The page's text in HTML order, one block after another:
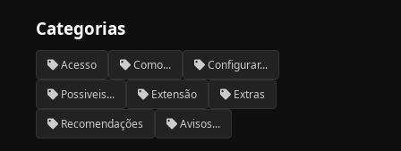
Categorias
Acesso Como...
Configurar...
Possiveis...
Extensão
Extras
Recomendações
Avisos...